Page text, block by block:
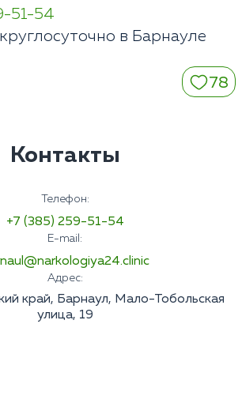
51-54
в Барнауле
78
Контакты
Телефон:
+7 (385) 259-51-54
E-mail:
Адрес:
край, Барнаул, Мало-Тобольская
улица, 19